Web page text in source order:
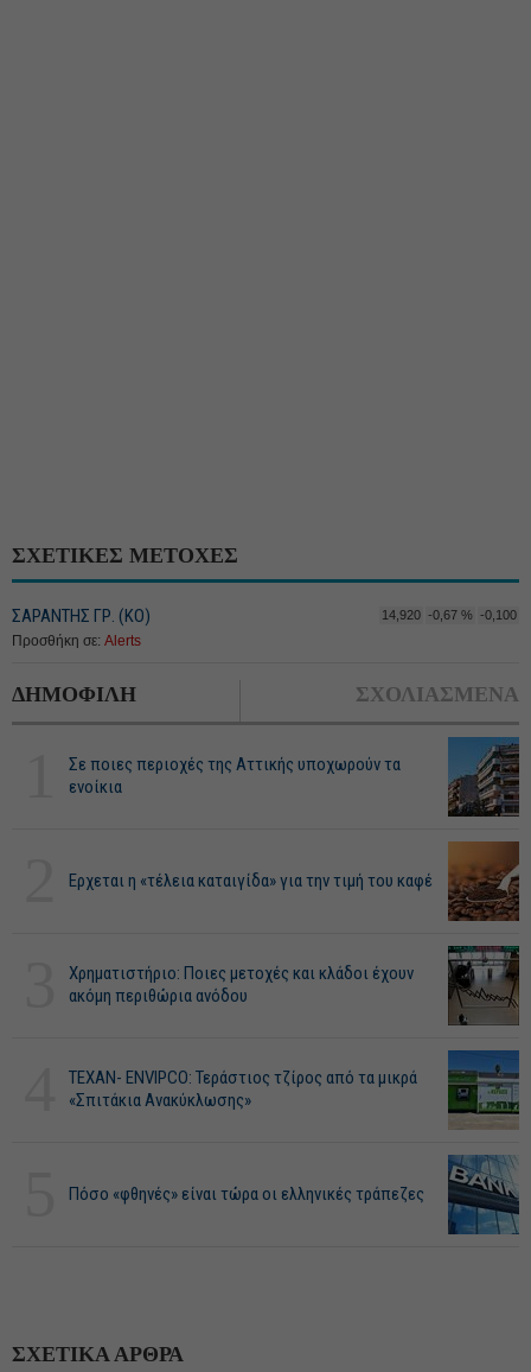
ΣΧΕΤΙΚΕΣ ΜΕΤΟΧΕΣ
ΣΑΡΑΝΤΗΣ ΓΡ. (ΚΟ) 14,920 -0,67 % -0,100
Προσθήκη σε: Alerts
ΔΗΜΟΦΙΛΗ ΣΧΟΛΙΑΣΜΕΝΑ
Σε ποιες περιοχές της Αττικής υποχωρούν τα
ενοίκια
Ερχεται η «τέλεια καταιγίδα» για την τιμή του καφέ
Χρηματιστήριο: Ποιες μετοχές και κλάδοι έχουν
ακόμη περιθώρια ανόδου
ΤΕΧΑΝ- ENVIPCO: Τεράστιος τζίρος από τα μικρά
«Σπιτάκια Ανακύκλωσης»
Πόσο «φθηνές» είναι τώρα οι ελληνικές τράπεζες
ΣΧΕΤΙΚΑ ΑΡΘΡΑ